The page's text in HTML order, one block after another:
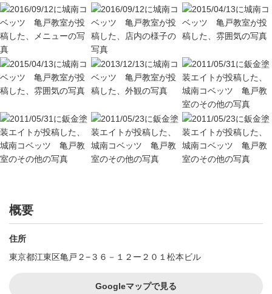
概要
住所
東京都江東区亀戸２−３６－１２ー２０１松本ビル
Googleマップで見る